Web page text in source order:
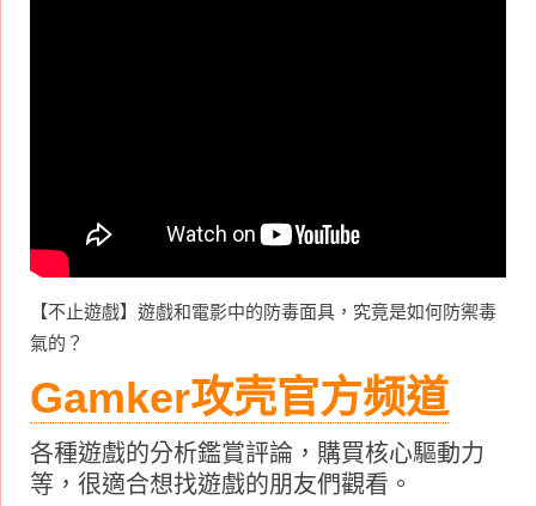
【不止遊戲】遊戲和電影中的防毒面具，究竟是如何防禦毒
氣的？
Gamker攻壳官方频道
各種遊戲的分析鑑賞評論，購買核心驅動力
等，很適合想找遊戲的朋友們觀看。